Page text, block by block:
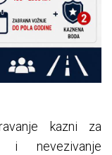
kazni za
i nevezivanje